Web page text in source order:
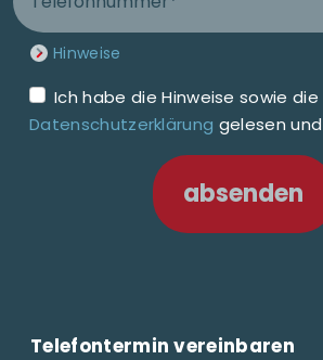
Hinweise
Ich habe die Hinweise sowie die
Datenschutzerklärung gelesen
absenden
Telefontermin vereinbaren